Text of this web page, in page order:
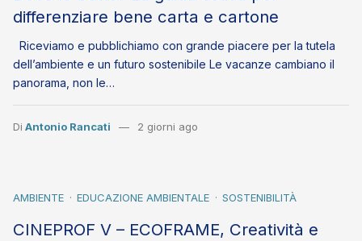
differenziare bene carta e cartone
Riceviamo e pubblichiamo con grande piacere per la tutela
dell’ambiente e un futuro sostenibile Le vacanze cambiano il
panorama, non le…
Di Antonio Rancati 2 giorni ago
AMBIENTE EDUCAZIONE AMBIENTALE SOSTENIBILITÀ
CINEPROF V – ECOFRAME, Creatività e